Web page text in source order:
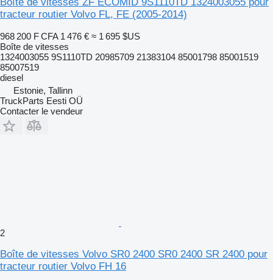
tracteur routier Volvo FL, FE (2005-2014)
968 200 F CFA 1 476 € ≈ 1 695 $US
Boîte de vitesses
1324003055 9S1110TD 20985709 21383104 85001798 85001519
85007519
diesel
Estonie, Tallinn
TruckParts Eesti OÜ
Contacter le vendeur
2
Boîte de vitesses Volvo SR0 2400 SR0 2400 SR 2400 pour
tracteur routier Volvo FH 16